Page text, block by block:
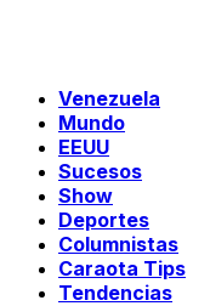
Venezuela
Mundo
EEUU
Sucesos
Show
Deportes
Columnistas
Caraota Tips
Tendencias